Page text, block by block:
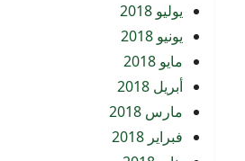
يوليو 2018
يونيو 2018
مايو 2018
أبريل 2018
مارس 2018
فبراير 2018